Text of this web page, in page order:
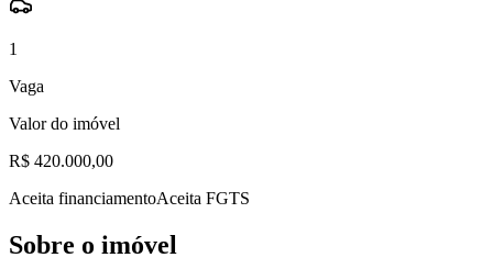
1
Vaga
Valor do imóvel
R$ 420.000,00
Aceita financiamentoAceita FGTS
Sobre o imóvel